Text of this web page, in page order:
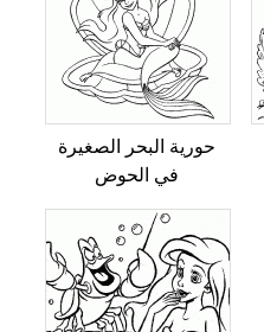
حورية البحر الصغيرة
في الحوض